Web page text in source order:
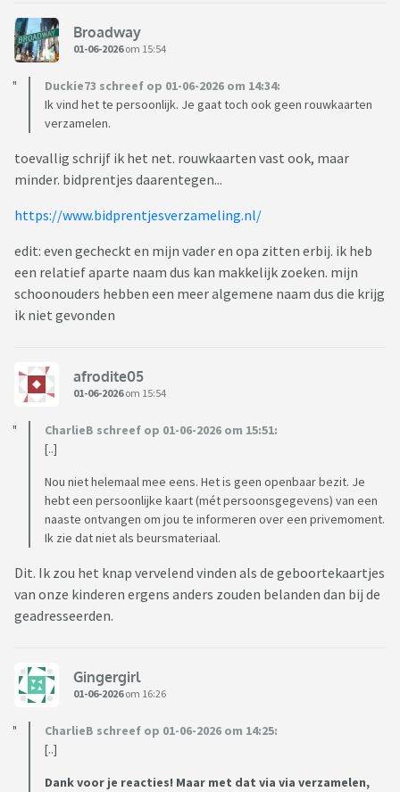
Broadway
01-06-2026om 15:54
Duckie73 schreef op 01-06-2026 om 14:34:
Ik vind het te persoonlijk. Je gaat toch ook geen rouwkaarten
verzamelen.
toevallig schrijf ik het net. rouwkaarten vast ook, maar
minder. bidprentjes daarentegen...
https://www.bidprentjesverzameling.nl/
edit: even gecheckt en mijn vader en opa zitten erbij. ik heb
een relatief aparte naam dus kan makkelijk zoeken. mijn
schoonouders hebben een meer algemene naam dus die krijg
ik niet gevonden
afrodite05
01-06-2026om 15:54
CharlieB schreef op 01-06-2026 om 15:51:
[..]
Nou niet helemaal mee eens. Het is geen openbaar bezit. Je
hebt een persoonlijke kaart (mét persoonsgegevens) van een
naaste ontvangen om jou te informeren over een privemoment.
Ik zie dat niet als beursmateriaal.
Dit. Ik zou het knap vervelend vinden als de geboortekaartjes
van onze kinderen ergens anders zouden belanden dan bij de
geadresseerden.
Gingergirl
01-06-2026om 16:26
CharlieB schreef op 01-06-2026 om 14:25:
[..]
Dank voor je reacties! Maar met dat via via verzamelen,